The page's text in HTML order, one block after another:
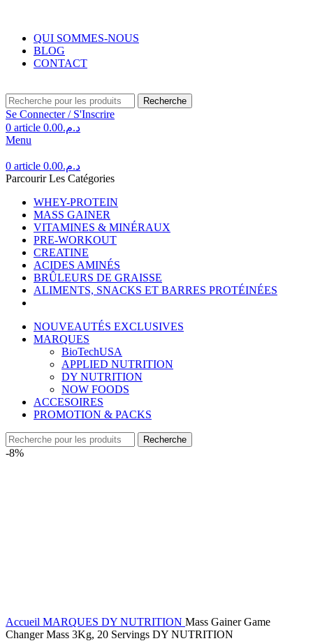
QUI SOMMES-NOUS
BLOG
CONTACT
Recherche
Se Connecter / S'Inscrire
0 article د.م.0.00
Menu
0 article د.م.0.00
Parcourir Les Catégories
WHEY-PROTEIN
MASS GAINER
VITAMINES & MINÉRAUX
PRE-WORKOUT
CREATINE
ACIDES AMINÉS
BRÛLEURS DE GRAISSE
ALIMENTS, SNACKS ET BARRES PROTÉINÉES
NOUVEAUTÉS EXCLUSIVES
MARQUES
BioTechUSA
APPLIED NUTRITION
DY NUTRITION
NOW FOODS
ACCESOIRES
PROMOTION & PACKS
Recherche
-8%
Accueil MARQUES DY NUTRITION Mass Gainer Game
Changer Mass 3Kg, 20 Servings DY NUTRITION